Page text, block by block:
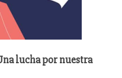
lucha por nuestra